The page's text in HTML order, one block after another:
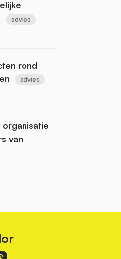
advies
rond
advies
organisatie
van